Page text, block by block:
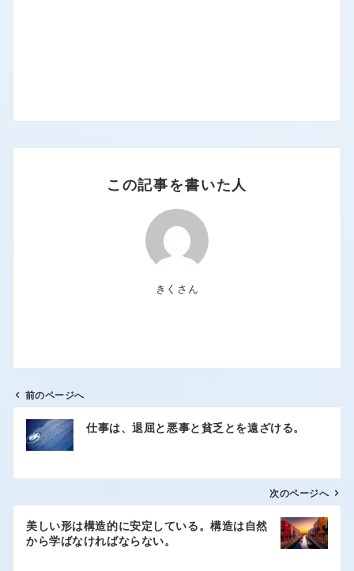
この記事を書いた人
きくさん
前のページへ
仕事は、退屈と悪事と貧乏とを遠ざける。
次のページへ
美しい形は構造的に安定している。構造は自然
から学ばなければならない。